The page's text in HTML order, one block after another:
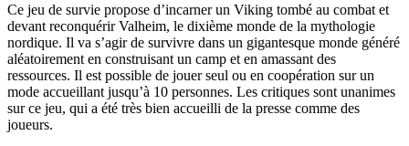
Ce jeu de survie propose d’incarner un Viking tombé au combat et
devant reconquérir Valheim, le dixième monde de la mythologie
nordique. Il va s’agir de survivre dans un gigantesque monde généré
aléatoirement en construisant un camp et en amassant des
ressources. Il est possible de jouer seul ou en coopération sur un
mode accueillant jusqu’à 10 personnes. Les critiques sont unanimes
sur ce jeu, qui a été très bien accueilli de la presse comme des
joueurs.